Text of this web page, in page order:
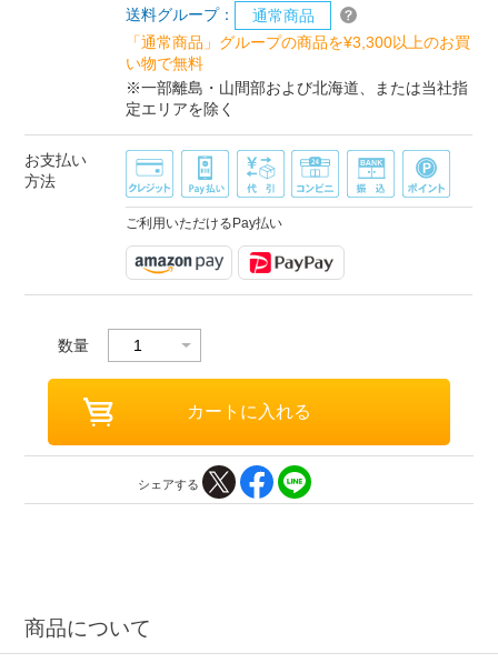
送料グループ：
通常商品
「通常商品」グループの商品を¥3,300以上のお買
い物で無料
※一部離島・山間部および北海道、または当社指
定エリアを除く
お支払い
方法
ご利用いただけるPay払い
数量
シェアする
商品について